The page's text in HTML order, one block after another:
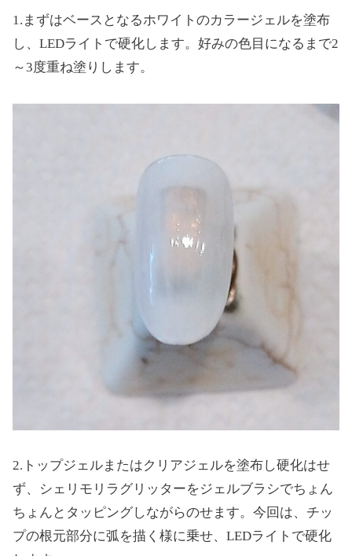
1.まずはベースとなるホワイトのカラージェルを塗布
し、LEDライトで硬化します。好みの色目になるまで2
～3度重ね塗りします。
2.トップジェルまたはクリアジェルを塗布し硬化はせ
ず、シェリモリラグリッターをジェルブラシでちょん
ちょんとタッピングしながらのせます。今回は、チッ
プの根元部分に弧を描く様に乗せ、LEDライトで硬化